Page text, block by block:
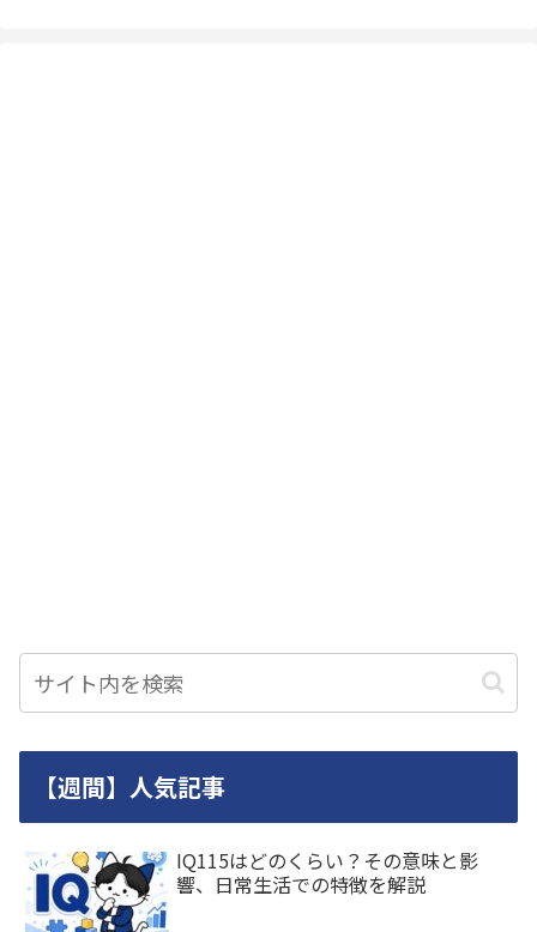
【週間】人気記事
IQ115はどのくらい？その意味と影
響、日常生活での特徴を解説